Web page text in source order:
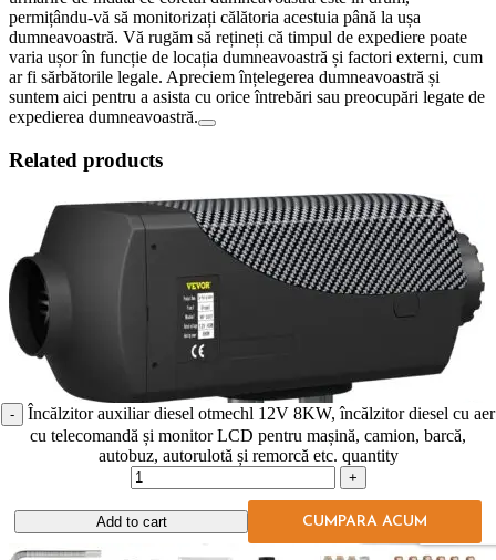
Încălzitor auxiliar diesel otmechl 12V 8KW, încălzitor diesel cu aer
cu telecomandă și monitor LCD pentru mașină, camion, barcă,
autobuz, autorulotă și remorcă etc. quantity
Add to cart CUMPARA ACUM
permițându-vă să monitorizați călătoria acestuia până la ușa
dumneavoastră. Vă rugăm să rețineți că timpul de expediere poate
varia ușor în funcție de locația dumneavoastră și factori externi, cum
ar fi sărbătorile legale. Apreciem înțelegerea dumneavoastră și
suntem aici pentru a asista cu orice întrebări sau preocupări legate de
expedierea dumneavoastră.
Related products